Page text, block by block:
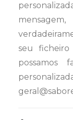
seu
possamos